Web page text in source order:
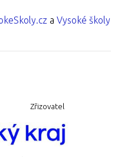
a Vysoké školy